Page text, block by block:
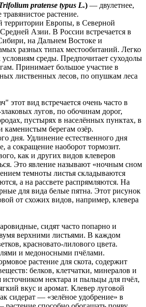
pratense typus L.) — двулетнее,
растение.
территории Европы, в Северной
Азии. В России встречается в
на Дальнем Востоке и
разных типах местообитаний. Легко
условиям среды. Предпочитает суходолы
Принимает большое участие в
лиственных лесов, по опушкам леса
этот вид встречается очень часто в
лугов, по обочинам дорог,
пустырях в населённых пунктах, в
каменистым берегам озёр.
дня. Удлинение естественного дня
а сокращение наоборот тормозит.
как и других видов клеверов
Это явление называют «ночным сном
темноты листья складываются
а на рассвете распрямляются. На
для вида белые пятна. Этот рисунок
от схожих видов, например, клевера
сидят часто попарно и
верхними листьями. В каждом
красновато-лилового цвета.
и медоносными пчёлами.
растение для скота, содержит
белков, клетчатки, минералов и
источником нектара и пыльцы для пчёл,
вкус и аромат. Клевер луговой
сидерат — «зелёное удобрение» в